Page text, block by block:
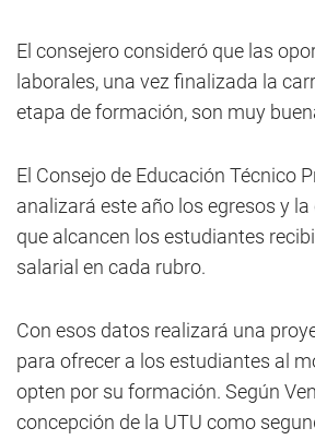
El consejero consideró que las
laborales, una vez finalizada la
etapa de formación, son muy
El Consejo de Educación Técnico
analizará este año los egresos y
que alcancen los estudiantes
salarial en cada rubro.
Con esos datos realizará una
para ofrecer a los estudiantes al
opten por su formación. Según
concepción de la UTU como